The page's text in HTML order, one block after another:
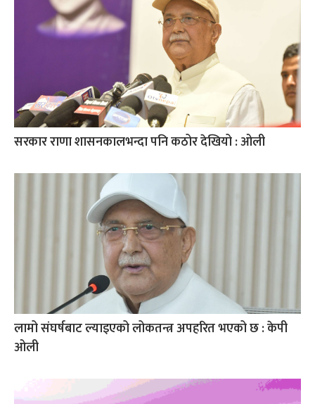
सरकार राणा शासनकालभन्दा पनि कठोर देखियो : ओली
लामो संघर्षबाट ल्याइएको लोकतन्त्र अपहरित भएको छ : केपी
ओली